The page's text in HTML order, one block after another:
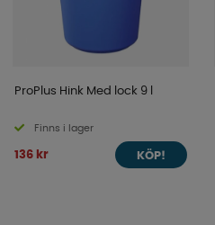
ProPlus Hink Med lock 9 l
Finns i lager
136 kr KÖP!